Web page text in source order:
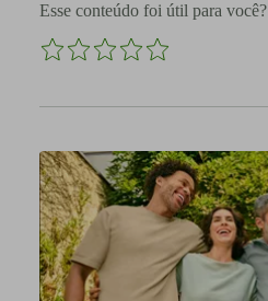
Esse conteúdo foi útil para você?